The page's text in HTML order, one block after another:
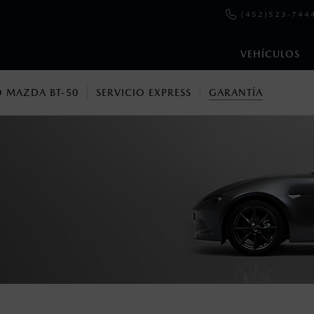
VEHÍCULOS
(452)523-7444
MAZDA BT-50 SERVICIO EXPRESS GARANTÍA
una vez que la Garantía de Fábrica del vehículo haya
es válida únicamente para los clientes que adquirieron la